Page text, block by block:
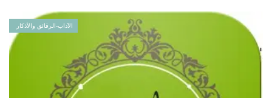
الآداب-الرقائق والأذكار